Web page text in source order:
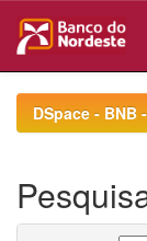
navigationDSpace -